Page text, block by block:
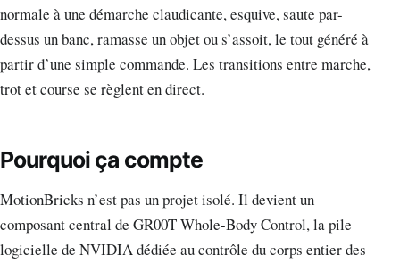
normale à une démarche claudicante, esquive, saute par-
dessus un banc, ramasse un objet ou s’assoit, le tout généré à
partir d’une simple commande. Les transitions entre marche,
trot et course se règlent en direct.
Pourquoi ça compte
MotionBricks n’est pas un projet isolé. Il devient un
composant central de GR00T Whole-Body Control, la pile
logicielle de NVIDIA dédiée au contrôle du corps entier des